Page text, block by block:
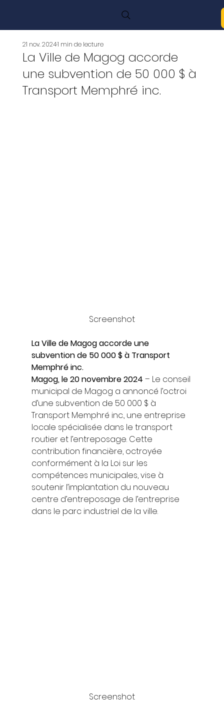
La Ville de Magog accorde
une subvention de 50 000 $ à
Transport Memphré inc.
21 nov. 20241 min de lecture
Screenshot
La Ville de Magog accorde une
subvention de 50 000 $ à Transport
Memphré inc.
Magog, le 20 novembre 2024 – Le conseil
municipal de Magog a annoncé l’octroi
d’une subvention de 50 000 $ à
Transport Memphré inc., une entreprise
locale spécialisée dans le transport
routier et l’entreposage. Cette
contribution financière, octroyée
conformément à la Loi sur les
compétences municipales, vise à
soutenir l’implantation du nouveau
centre d’entreposage de l’entreprise
dans le parc industriel de la ville.
Screenshot